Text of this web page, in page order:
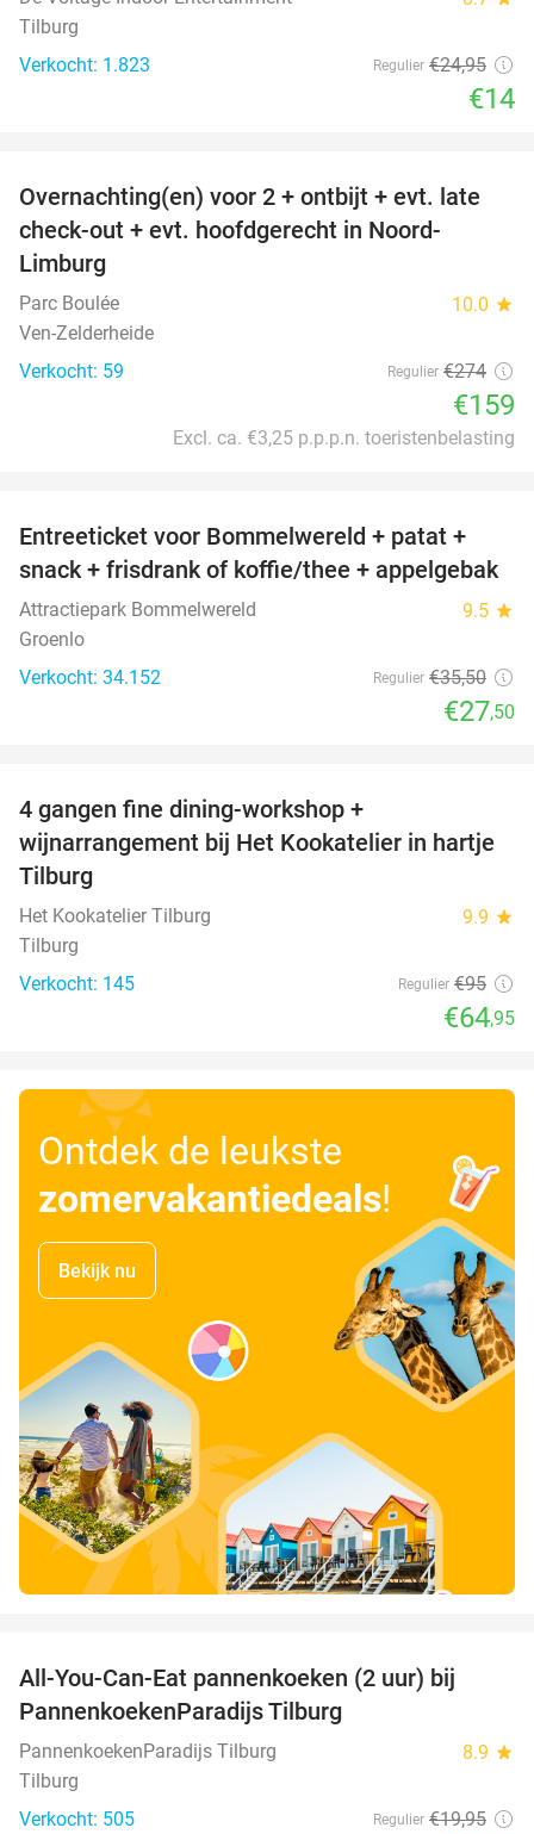
Tilburg
Verkocht: 1.823
Regulier €24,95
€14
42%
Overnachting(en) voor 2 + ontbijt + evt. late
check-out + evt. hoofdgerecht in Noord-
Limburg
Parc Boulée 10.0 star
Ven-Zelderheide
Verkocht: 59
Regulier €274
€159
Excl. ca. €3,25 p.p.p.n. toeristenbelasting
23%
Entreeticket voor Bommelwereld + patat +
snack + frisdrank of koffie/thee + appelgebak
Attractiepark Bommelwereld 9.5 star
Groenlo
Verkocht: 34.152
Regulier €35,50
€27,50
4 gangen fine dining-workshop +
wijnarrangement bij Het Kookatelier in hartje
Tilburg
Het Kookatelier Tilburg 9.9 star
Tilburg
Verkocht: 145
Regulier €95
€64,95
Ontdek de leukste
zomervakantiedeals!
Bekijk nu
All-You-Can-Eat pannenkoeken (2 uur) bij
PannenkoekenParadijs Tilburg
PannenkoekenParadijs Tilburg 8.9 star
Tilburg
Verkocht: 505
Regulier €19,95